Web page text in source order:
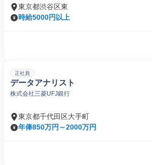
東京都渋谷区東
時給5000円以上
正社員
データアナリスト
株式会社三菱UFJ銀行
東京都千代田区大手町
年俸850万円～2000万円